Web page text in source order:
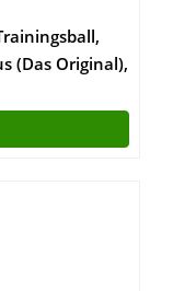
(Das Original),